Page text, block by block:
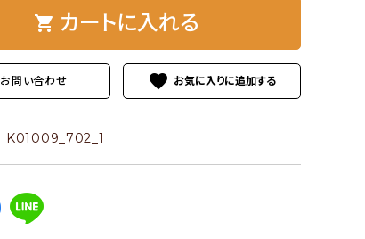
shopping_cart カートに入れる
お問い合わせ favorite
K01009_702_1